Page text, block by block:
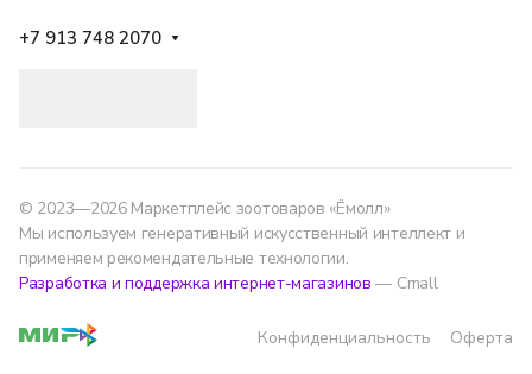
+7 913 748 2070
© 2023—2026 Маркетплейс зоотоваров «Ёмолл»
Мы используем генеративный искусственный интеллект и
применяем рекомендательные технологии.
Разработка и поддержка интернет-магазинов — Cmall
Конфиденциальность Оферта